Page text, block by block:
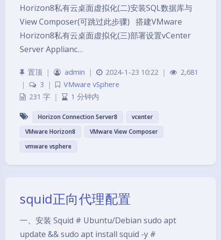
Horizon8私有云桌面虚拟化(二)安装SQL数据库与
View Composer(可跳过此步骤) 搭建VMware
Horizon8私有云桌面虚拟化(三)部署设置vCenter
Server Applianc…
置顶 | admin | 2024-1-23 10:22 |
2,681
|
3 |
VMware vSphere
231 字 | 1 分钟内
Horizon Connection Server8
vcenter
VMware Horizon8
VMware View Composer
vmware vsphere
squid正向代理配置
一、安装 Squid # Ubuntu/Debian sudo apt
update && sudo apt install squid -y #